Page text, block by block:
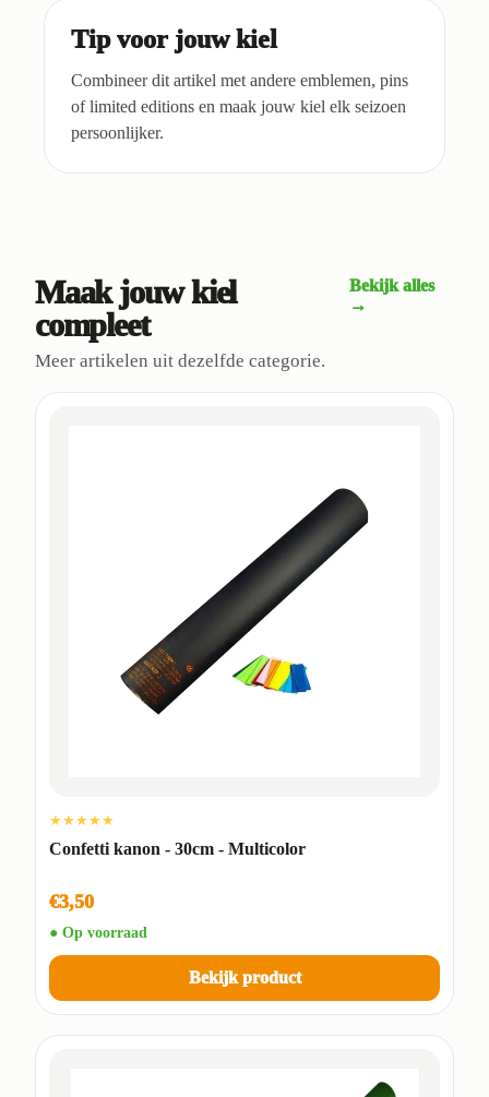
Tip voor jouw kiel
Combineer dit artikel met andere emblemen, pins
of limited editions en maak jouw kiel elk seizoen
persoonlijker.
Maak jouw kiel
compleet
Meer artikelen uit dezelfde categorie.
Bekijk alles
→
★★★★★
Confetti kanon - 30cm - Multicolor
€3,50
● Op voorraad
Bekijk product